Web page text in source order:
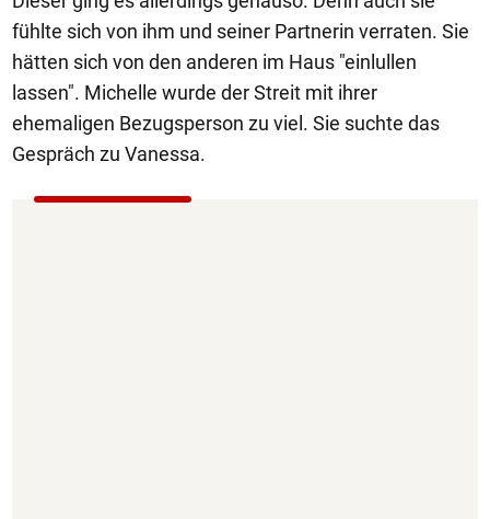
fühlte sich von ihm und seiner Partnerin verraten. Sie
hätten sich von den anderen im Haus "einlullen
lassen". Michelle wurde der Streit mit ihrer
ehemaligen Bezugsperson zu viel. Sie suchte das
Gespräch zu Vanessa.